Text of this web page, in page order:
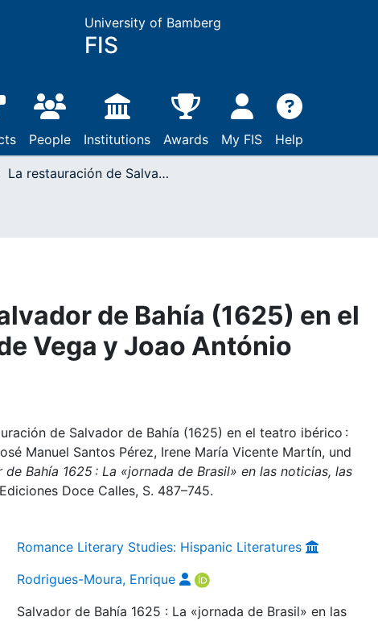
University of Bamberg
FIS
People Institutions Awards My FIS Help
La restauración de Salvador de Bahía (1625) en el teatro ibérico : Lope de Vega y Joao António Correa
de Bahía (1625) en el
Vega y Joao António
de Salvador de Bahía (1625) en el teatro ibérico :
Manuel Santos Pérez, Irene María Vicente Martín, und
de Bahía 1625 : La «jornada de Brasil» en las noticias, las
Doce Calles, S. 487–745.
Romance Literary Studies: Hispanic Literatures
Rodrigues-Moura, Enrique
Salvador de Bahía 1625 : La «jornada de Brasil» en las